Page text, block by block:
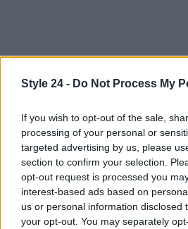
Style 24 - Do Not Process My
If you wish to opt-out of the sale,
processing of your personal or
targeted advertising by us, please
section to confirm your selection.
opt-out request is processed you
interest-based ads based on
us or personal information disclosed
your opt-out. You may separately
Continua a leggere
FITNESS